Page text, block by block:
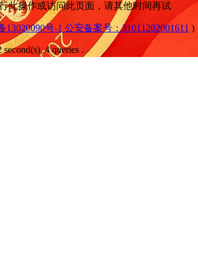
此操作或访问此页面，请其他时间再试
13020090号-1 公安备案号：31011202001611 )
4 queries .